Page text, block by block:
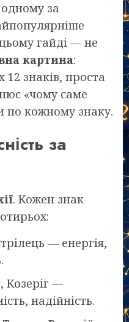
за
гайді — не
картина:
12 знаків, проста
«чому саме
по кожному знаку.
за
. Кожен знак
— енергія,
Козеріг —
надійність.